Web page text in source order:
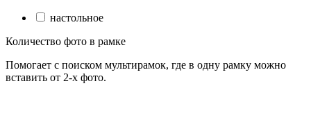
настольное
Количество фото в рамке
Помогает с поиском мультирамок, где в одну рамку можно
вставить от 2-х фото.